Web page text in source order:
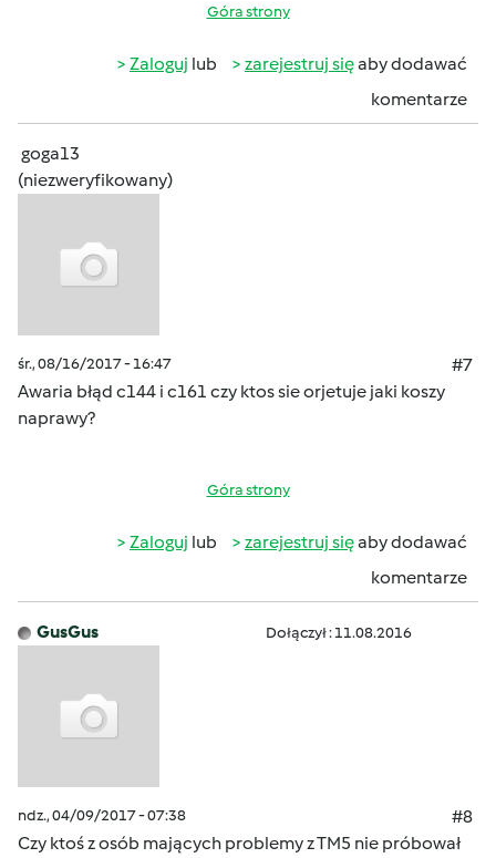
Góra strony
Zaloguj lub zarejestruj sięaby dodawać
komentarze
goga13
(niezweryfikowany)
śr., 08/16/2017 - 16:47
#7
Awaria błąd c144 i c161 czy ktos sie orjetuje jaki koszy
naprawy?
Góra strony
Zaloguj lub zarejestruj sięaby dodawać
komentarze
GusGus Dołączył : 11.08.2016
ndz., 04/09/2017 - 07:38
#8
Czy ktoś z osób mających problemy z TM5 nie próbował